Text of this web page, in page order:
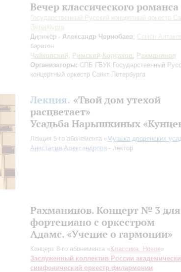
Вечер классического романса
Государственный Русский концертный оркестр
Петербурга
Дирижёр - Александр Чернобаев; Семён
баритон
Чайковский, Римский-Корсаков, Рахманинов
Организаторы: СПБ ГБУК Государственный
концертный оркестр Санкт-Петербурга
Лекция. «Твой дом утехой
расцветает»
Усадьба Нарышкиных
Лекция 5-го абонемента « Музыка дворянских
Анастасия Александрова - лектор
Рахманинов. Концерт № 3 для
фортепиано с оркестром
Адамс. «Учение о гармонии»
Концерт 8-го абонемента « Классика. Новое»
Заслуженный коллектив России
симфонический оркестр филармонии